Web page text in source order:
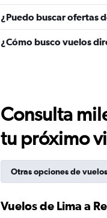
¿Puedo buscar ofertas
¿Cómo busco vuelos
Consulta
tu próximo
Otras opciones de vuelos
Vuelos de Lima a